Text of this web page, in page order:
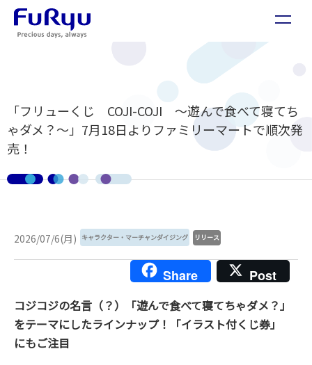
「フリューくじ COJI-COJI 〜遊んで食べて寝てち
ゃダメ？〜」7月18日よりファミリーマートで順次発
売！
2026/07/6(月) キャラクター・マーチャンダイジング リリース
Share Post
コジコジの名言（？）「遊んで食べて寝てちゃダメ？」
をテーマにしたラインナップ！「イラスト付くじ券」
にもご注目